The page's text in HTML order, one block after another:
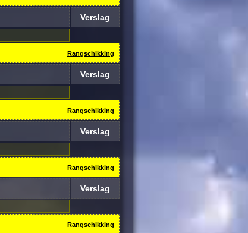
Verslag
Rangschikking
Verslag
Rangschikking
Verslag
Rangschikking
Verslag
Rangschikking